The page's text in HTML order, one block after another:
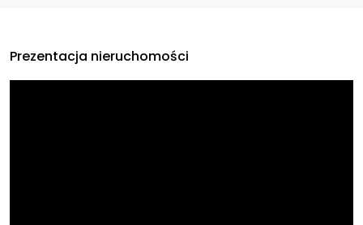
Prezentacja nieruchomości